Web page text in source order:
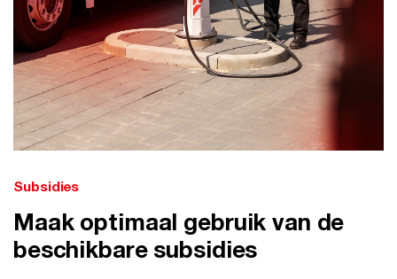
Subsidies
Maak optimaal gebruik van de
beschikbare subsidies